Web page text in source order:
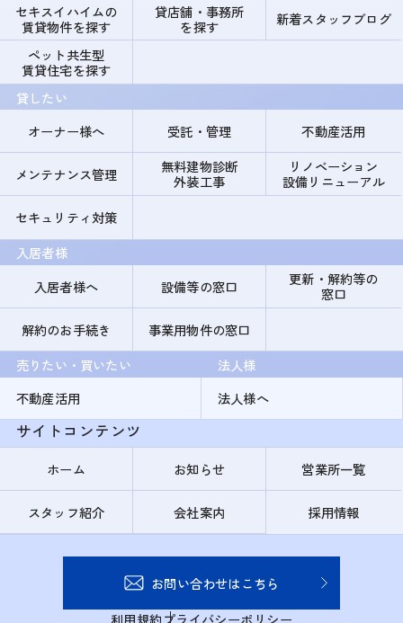
セキスイハイムの
賃貸物件を探す
貸店舗・事務所
を探す
新着スタッフブログ
ペット共生型
賃貸住宅を探す
貸したい
オーナー様へ
受託・管理 不動産活用
メンテナンス管理
無料建物診断
外装工事
リノベーション
設備リニューアル
セキュリティ対策
入居者様
入居者様へ
設備等の窓口
更新・解約等の
窓口
解約のお手続き
事業用物件の窓口
売りたい・買いたい
不動産活用
法人様
法人様へ
サイトコンテンツ
ホーム お知らせ 営業所一覧
スタッフ紹介 会社案内 採用情報
お問い合わせはこちら
利用規約プライバシーポリシー